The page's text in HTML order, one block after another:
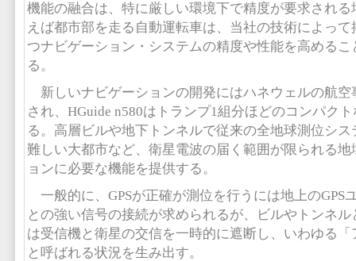
機能の融合は、特に厳しい環境下で精度が要求され
えば都市部を走る自動運転車は、当社の技術によっ
つナビゲーション・システムの精度や性能を高める
る。
新しいナビゲーションの開発にはハネウェルの航空
され、HGuide n580はトランプ1組分ほどのコンパク
る。高層ビルや地下トンネルで従来の全地球測位シス
難しい大都市など、衛星電波の届く範囲が限られる
ョンに必要な機能を提供する。
一般的に、GPSが正確が測位を行うには地上のGPS
との強い信号の接続が求められるが、ビルやトンネ
は受信機と衛星の交信を一時的に遮断し、いわゆる
と呼ばれる状況を生み出す。